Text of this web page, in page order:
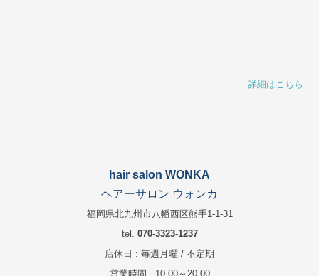
詳細はこちら
hair salon WONKA
ヘアーサロン ウォンカ
福岡県北九州市八幡西区熊手1-1-31
tel. 070-3323-1237
店休日 : 毎週月曜 / 不定期
営業時間 : 10:00～20:00